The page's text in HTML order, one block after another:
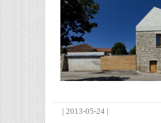
| 2013-05-24 |